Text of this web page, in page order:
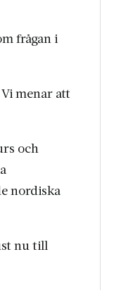
frågan i
menar att
och
nordiska
nu till